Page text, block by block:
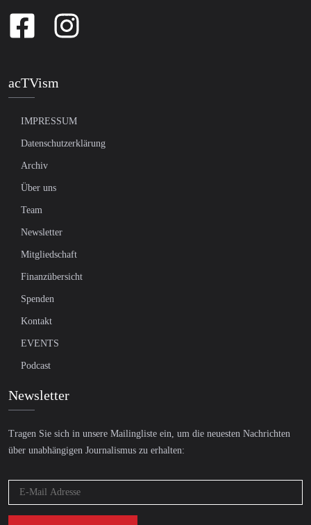
acTVism
IMPRESSUM
Datenschutzerklärung
Archiv
Über uns
Team
Newsletter
Mitgliedschaft
Finanzübersicht
Spenden
Kontakt
EVENTS
Podcast
Newsletter
Tragen Sie sich in unsere Mailingliste ein, um die neuesten Nachrichten
über unabhängigen Journalismus zu erhalten: